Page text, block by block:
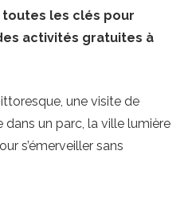
toutes les clés pour
activités gratuites à
une visite de
un parc, la ville lumière
s’émerveiller sans